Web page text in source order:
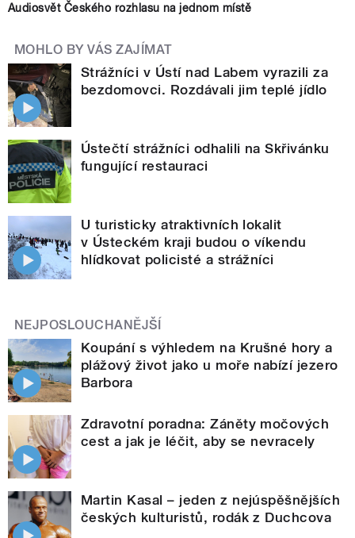
Audiosvět Českého rozhlasu na jednom místě
MOHLO BY VÁS ZAJÍMAT
Strážníci v Ústí nad Labem vyrazili za
bezdomovci. Rozdávali jim teplé jídlo
Ústečtí strážníci odhalili na Skřivánku
fungující restauraci
U turisticky atraktivních lokalit
v Ústeckém kraji budou o víkendu
hlídkovat policisté a strážníci
NEJPOSLOUCHANĚJŠÍ
Koupání s výhledem na Krušné hory a
plážový život jako u moře nabízí jezero
Barbora
Zdravotní poradna: Záněty močových
cest a jak je léčit, aby se nevracely
Martin Kasal – jeden z nejúspěšnějších
českých kulturistů, rodák z Duchcova